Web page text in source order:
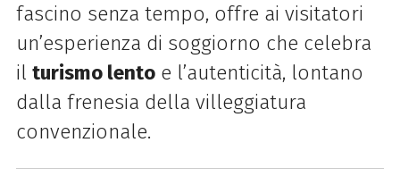
fascino senza tempo, offre ai visitatori
un’esperienza di soggiorno che celebra
il turismo lentoe l’autenticità, lontano
dalla frenesia della villeggiatura
convenzionale.